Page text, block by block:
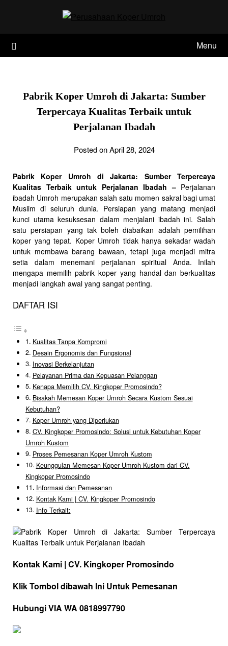
Menu
Pabrik Koper Umroh di Jakarta: Sumber
Terpercaya Kualitas Terbaik untuk
Perjalanan Ibadah
Posted on April 28, 2024
Pabrik Koper Umroh di Jakarta: Sumber Terpercaya
Kualitas Terbaik untuk Perjalanan Ibadah – Perjalanan
ibadah Umroh merupakan salah satu momen sakral bagi umat
Muslim di seluruh dunia. Persiapan yang matang menjadi
kunci utama kesuksesan dalam menjalani ibadah ini. Salah
satu persiapan yang tak boleh diabaikan adalah pemilihan
koper yang tepat. Koper Umroh tidak hanya sekadar wadah
untuk membawa barang bawaan, tetapi juga menjadi mitra
setia dalam menemani perjalanan spiritual Anda. Inilah
mengapa memilih pabrik koper yang handal dan berkualitas
menjadi langkah awal yang sangat penting.
DAFTAR ISI
Kualitas Tanpa Kompromi
Desain Ergonomis dan Fungsional
Inovasi Berkelanjutan
Pelayanan Prima dan Kepuasan Pelanggan
Kenapa Memilih CV. Kingkoper Promosindo?
Bisakah Memesan Koper Umroh Secara Kustom Sesuai
Kebutuhan?
Koper Umroh yang Diperlukan
CV. Kingkoper Promosindo: Solusi untuk Kebutuhan Koper
Umroh Kustom
Proses Pemesanan Koper Umroh Kustom
Keunggulan Memesan Koper Umroh Kustom dari CV.
Kingkoper Promosindo
Informasi dan Pemesanan
Kontak Kami | CV. Kingkoper Promosindo
Info Terkait:
Kontak Kami | CV. Kingkoper Promosindo
Klik Tombol dibawah Ini Untuk Pemesanan
Hubungi VIA WA 0818997790